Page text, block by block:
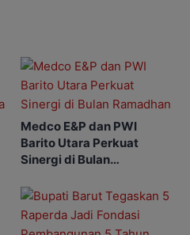
Medco E&P dan PWI
Barito Utara Perkuat
Sinergi di Bulan